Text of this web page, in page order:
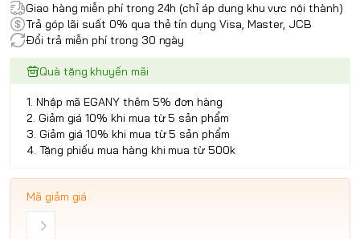
Giao hàng miễn phí trong 24h (chỉ áp dụng khu vực nội thành)
Trả góp lãi suất 0% qua thẻ tín dụng Visa, Master, JCB
Đổi trả miễn phí trong 30 ngày
Quà tặng khuyến mãi
1. Nhập mã EGANY thêm 5% đơn hàng
2. Giảm giá 10% khi mua từ 5 sản phẩm
3. Giảm giá 10% khi mua từ 5 sản phẩm
4. Tặng phiếu mua hàng khi mua từ 500k
Mã giảm giá